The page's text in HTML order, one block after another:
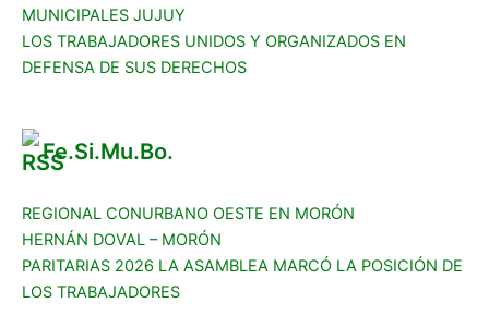
MUNICIPALES JUJUY
LOS TRABAJADORES UNIDOS Y ORGANIZADOS EN
DEFENSA DE SUS DERECHOS
Fe.Si.Mu.Bo.
REGIONAL CONURBANO OESTE EN MORÓN
HERNÁN DOVAL – MORÓN
PARITARIAS 2026 LA ASAMBLEA MARCÓ LA POSICIÓN DE
LOS TRABAJADORES